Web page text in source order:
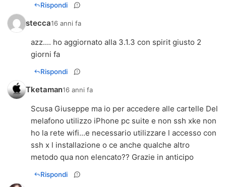
Rispondi
stecca16 anni fa
azz.... ho aggiornato alla 3.1.3 con spirit giusto 2
giorni fa
Rispondi
Tketaman16 anni fa
Scusa Giuseppe ma io per accedere alle cartelle Del
melafono utilizzo iPhone pc suite e non ssh xke non
ho la rete wifi...e necessario utilizzare l accesso con
ssh x l installazione o ce anche qualche altro
metodo qua non elencato?? Grazie in anticipo
Rispondi